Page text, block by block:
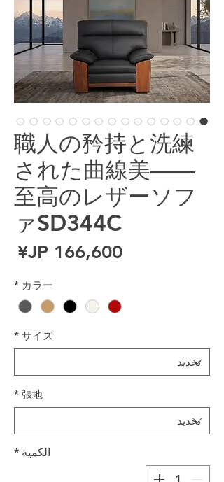
職人の矜持と洗練
された曲線美——
至高のレザーソフ
ァSD344C
カラー
*
サイズ
*
張地
*
الكمية *